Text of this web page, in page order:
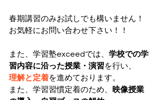
春期講習のみお試しでも構いません！
お気軽にお問い合わせ下さい！！
また、学習塾exceedでは、 学校での学
習内容に沿った授業・演習を行い、
理解と定着を進めております。
また、学習習慣定着のため、
映像授業